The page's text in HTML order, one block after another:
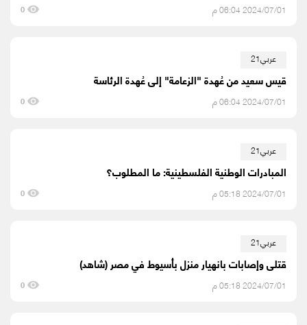
2024/07/01 06:04 م 0
عربي21
قيس سعيد من عُهدة "الزعامة" إلى عُهدة الرئاسة
2024/07/01 06:04 م 0
عربي21
المبادرات الوطنية الفلسطينية: ما المطلوب؟
2024/07/01 05:18 م 0
عربي21
قتلى وإصابات بانهيار منزل بأسيوط في مصر (شاهد)
2024/07/01 05:18 م 0